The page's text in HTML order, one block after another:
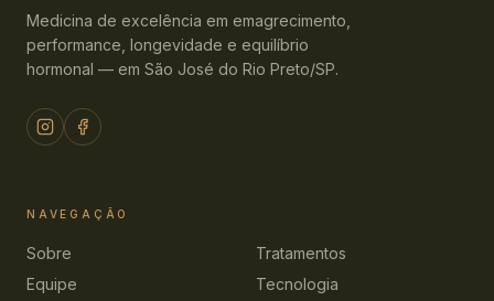
Medicina de excelência em emagrecimento,
performance, longevidade e equilíbrio
hormonal — em São José do Rio Preto/SP.
NAVEGAÇÃO
Sobre
Tratamentos
Equipe
Tecnologia